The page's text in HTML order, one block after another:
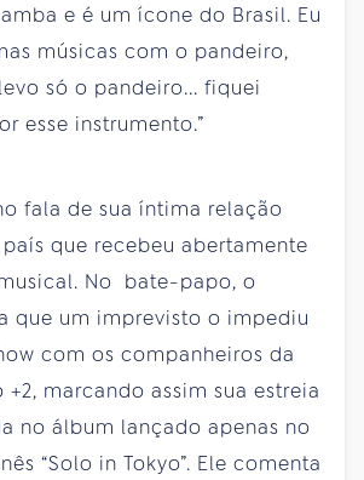
e é um ícone do Brasil. Eu
músicas com o pandeiro,
só o pandeiro... fiquei
esse instrumento.”
fala de sua íntima relação
que recebeu abertamente
No bate-papo, o
que um imprevisto o impediu
com os companheiros da
+2, marcando assim sua estreia
no álbum lançado apenas no
“Solo in Tokyo”. Ele comenta